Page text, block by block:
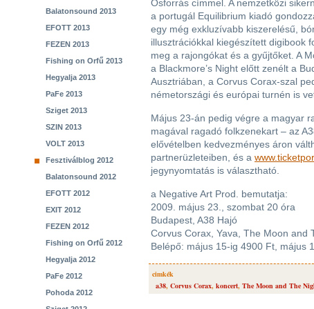
Balatonsound 2013
EFOTT 2013
FEZEN 2013
Fishing on Orfű 2013
Hegyalja 2013
PaFe 2013
Sziget 2013
SZIN 2013
VOLT 2013
Fesztiválblog 2012
Balatonsound 2012
EFOTT 2012
EXIT 2012
FEZEN 2012
Fishing on Orfű 2012
Hegyalja 2012
PaFe 2012
Pohoda 2012
Ősforrás címmel. A nemzetközi
a portugál Equilibrium kiadó
egy még exkluzívabb kiszerelésű,
illusztrációkkal kiegészített digibook
meg a rajongókat és a gyűjtőket. A
a Blackmore’s Night előtt zenélt a
Ausztriában, a Corvus Corax-szal
németországi és európai turnén is
Május 23-án pedig végre a magyar
magával ragadó folkzenekart – az
elővételben kedvezményes áron
partnerüzleteiben, és a
jegynyomtatás is választható.
a Negative Art Prod. bemutatja:
2009. május 23., szombat 20 óra
Budapest, A38 Hajó
Corvus Corax, Yava, The Moon and
Belépő: május 15-ig 4900 Ft, május
cimkék
a38, Corvus Corax, koncert, The Moon and The